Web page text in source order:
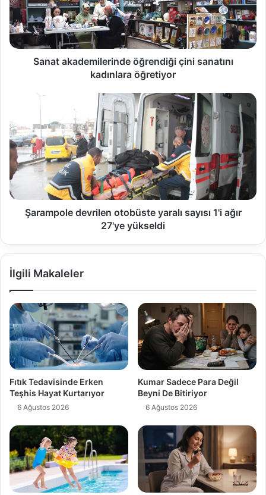
Sanat akademilerinde öğrendiği çini sanatını
kadınlara öğretiyor
Şarampole devrilen otobüste yaralı sayısı 1'i ağır
27'ye yükseldi
İlgili Makaleler
Fıtık Tedavisinde Erken
Teşhis Hayat Kurtarıyor
6 Ağustos 2026
Kumar Sadece Para Değil
Beyni De Bitiriyor
6 Ağustos 2026